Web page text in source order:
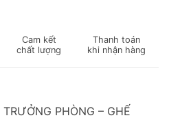
Cam kết
chất lượng
Thanh toán
khi nhận hàng
PHÒNG – GHẾ